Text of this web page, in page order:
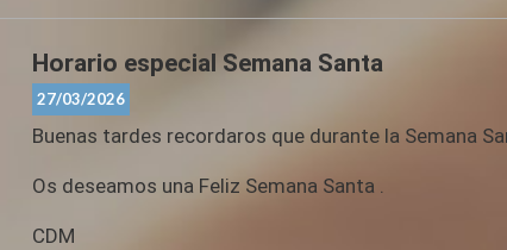
Horario especial Semana Santa
27/03/2026
Buenas tardes recordaros que durante la Semana
Os deseamos una Feliz Semana Santa .
CDM